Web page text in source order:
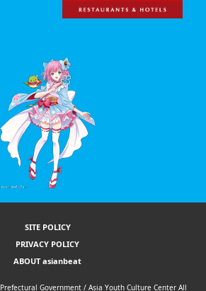
SITE POLICY
PRIVACY POLICY
ABOUT asianbeat
Government / Asia Youth Culture Center All